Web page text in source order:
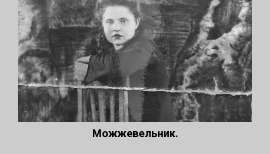
Можжевельник.